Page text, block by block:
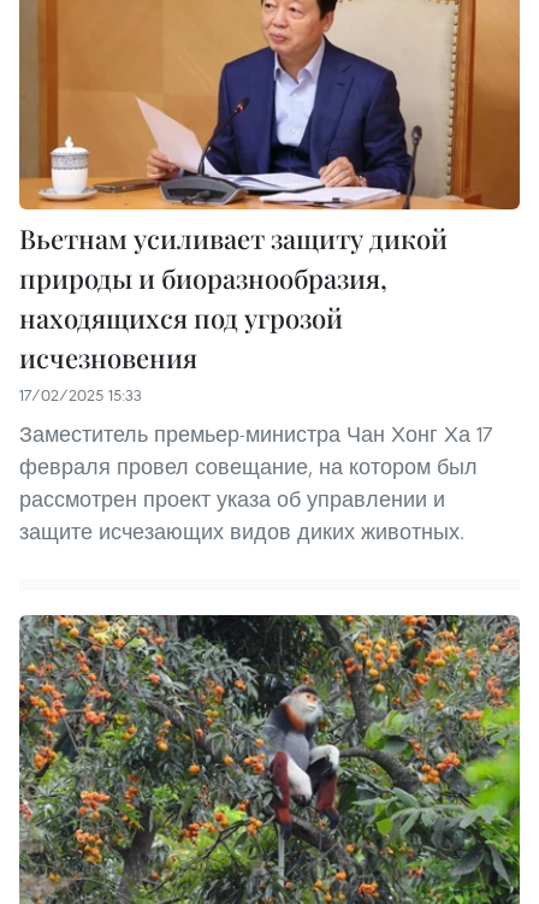
Вьетнам усиливает защиту дикой
природы и биоразнообразия,
находящихся под угрозой
исчезновения
17/02/2025 15:33
Заместитель премьер-министра Чан Хонг Ха 17
февраля провел совещание, на котором был
рассмотрен проект указа об управлении и
защите исчезающих видов диких животных.